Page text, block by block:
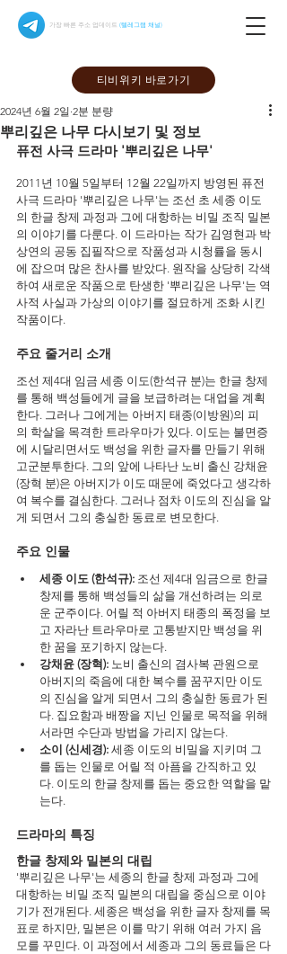
가장 빠른 주소 업데이트 (텔레그램 채널)
티비위키 바로가기
뿌리깊은 나무 다시보기 및 정보
2024년 6월 2일 2분 분량
퓨전 사극 드라마 '뿌리깊은 나무'
2011년 10월 5일부터 12월 22일까지 방영된 퓨전
사극 드라마 '뿌리깊은 나무'는 조선 초 세종 이도
의 한글 창제 과정과 그에 대항하는 비밀 조직 밀본
의 이야기를 다룬다. 이 드라마는 작가 김영현과 박
상연의 공동 집필작으로 작품성과 시청률을 동시
에 잡으며 많은 찬사를 받았다. 원작을 상당히 각색
하여 새로운 작품으로 탄생한 '뿌리깊은 나무'는 역
사적 사실과 가상의 이야기를 절묘하게 조화 시킨
작품이다.
주요 줄거리 소개
조선 제4대 임금 세종 이도(한석규 분)는 한글 창제
를 통해 백성들에게 글을 보급하려는 대업을 계획
한다. 그러나 그에게는 아버지 태종(이방원)의 피
의 학살을 목격한 트라우마가 있다. 이도는 불면증
에 시달리면서도 백성을 위한 글자를 만들기 위해
고군분투한다. 그의 앞에 나타난 노비 출신 강채윤
(장혁 분)은 아버지가 이도 때문에 죽었다고 생각하
여 복수를 결심한다. 그러나 점차 이도의 진심을 알
게 되면서 그의 충실한 동료로 변모한다.
주요 인물
세종 이도 (한석규): 조선 제4대 임금으로 한글
창제를 통해 백성들의 삶을 개선하려는 의로
운 군주이다. 어릴 적 아버지 태종의 폭정을 보
고 자라난 트라우마로 고통받지만 백성을 위
한 꿈을 포기하지 않는다.
강채윤 (장혁): 노비 출신의 겸사복 관원으로
아버지의 죽음에 대한 복수를 꿈꾸지만 이도
의 진심을 알게 되면서 그의 충실한 동료가 된
다. 집요함과 배짱을 지닌 인물로 목적을 위해
서라면 수단과 방법을 가리지 않는다.
소이 (신세경): 세종 이도의 비밀을 지키며 그
를 돕는 인물로 어릴 적 아픔을 간직하고 있
다. 이도의 한글 창제를 돕는 중요한 역할을 맡
는다.
드라마의 특징
한글 창제와 밀본의 대립
'뿌리깊은 나무'는 세종의 한글 창제 과정과 그에
대항하는 비밀 조직 밀본의 대립을 중심으로 이야
기가 전개된다. 세종은 백성을 위한 글자 창제를 목
표로 하지만, 밀본은 이를 막기 위해 여러 가지 음
모를 꾸민다. 이 과정에서 세종과 그의 동료들은 다